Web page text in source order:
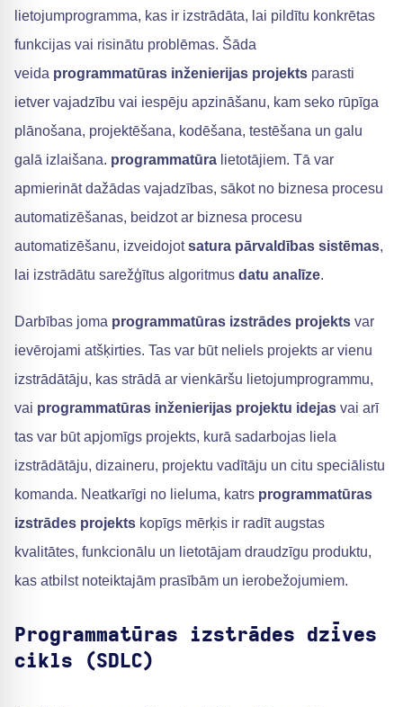
lietojumprogramma, kas ir izstrādāta, lai pildītu konkrētas
funkcijas vai risinātu problēmas. Šāda
veida programmatūras inženierijas projekts parasti
ietver vajadzību vai iespēju apzināšanu, kam seko rūpīga
plānošana, projektēšana, kodēšana, testēšana un galu
galā izlaišana. programmatūra lietotājiem. Tā var
apmierināt dažādas vajadzības, sākot no biznesa procesu
automatizēšanas, beidzot ar biznesa procesu
automatizēšanu, izveidojotsatura pārvaldības sistēmas,
lai izstrādātu sarežģītus algoritmus datu analīze.
Darbības joma programmatūras izstrādes projekts var
ievērojami atšķirties. Tas var būt neliels projekts ar vienu
izstrādātāju, kas strādā ar vienkāršu lietojumprogrammu,
vai programmatūras inženierijas projektu idejas vai arī
tas var būt apjomīgs projekts, kurā sadarbojas liela
izstrādātāju, dizaineru, projektu vadītāju un citu speciālistu
komanda. Neatkarīgi no lieluma, katrs programmatūras
izstrādes projekts kopīgs mērķis ir radīt augstas
kvalitātes, funkcionālu un lietotājam draudzīgu produktu,
kas atbilst noteiktajām prasībām un ierobežojumiem.
Programmatūras izstrādes dzīves
cikls (SDLC)